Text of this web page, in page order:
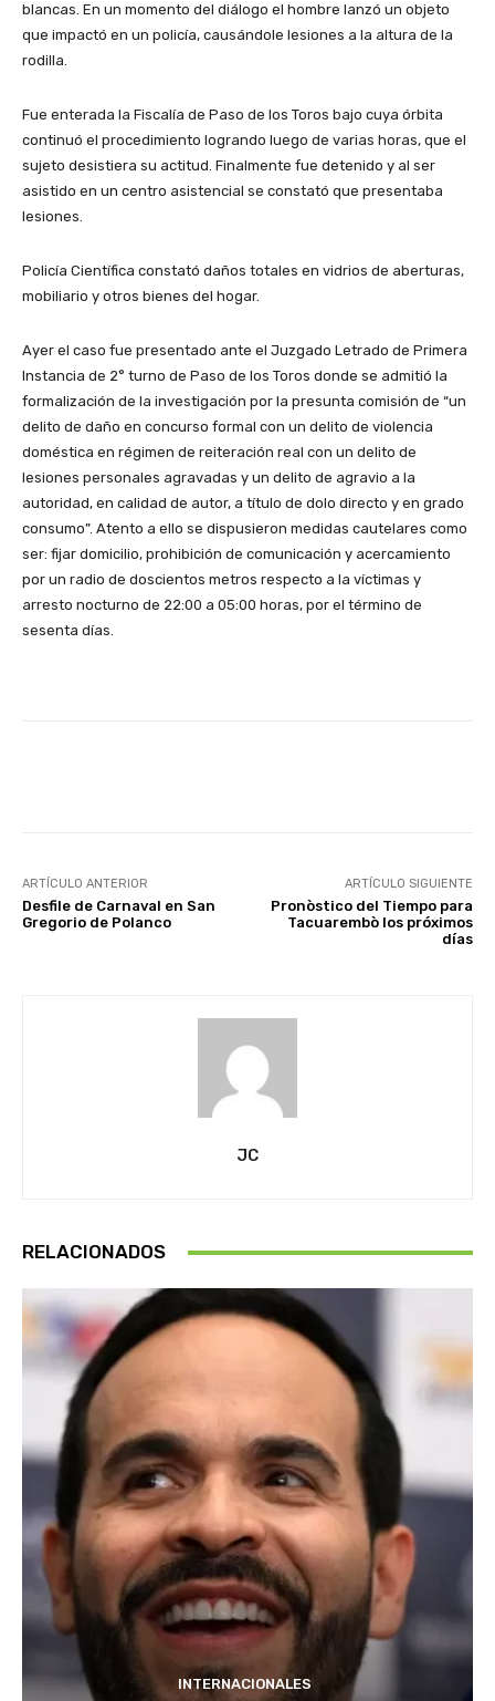
blancas. En un momento del diálogo el hombre lanzó un objeto
que impactó en un policía, causándole lesiones a la altura de la
rodilla.
Fue enterada la Fiscalía de Paso de los Toros bajo cuya órbita
continuó el procedimiento logrando luego de varias horas, que el
sujeto desistiera su actitud. Finalmente fue detenido y al ser
asistido en un centro asistencial se constató que presentaba
lesiones.
Policía Científica constató daños totales en vidrios de aberturas,
mobiliario y otros bienes del hogar.
Ayer el caso fue presentado ante el Juzgado Letrado de Primera
Instancia de 2° turno de Paso de los Toros donde se admitió la
formalización de la investigación por la presunta comisión de “un
delito de daño en concurso formal con un delito de violencia
doméstica en régimen de reiteración real con un delito de
lesiones personales agravadas y un delito de agravio a la
autoridad, en calidad de autor, a título de dolo directo y en grado
consumo”. Atento a ello se dispusieron medidas cautelares como
ser: fijar domicilio, prohibición de comunicación y acercamiento
por un radio de doscientos metros respecto a la víctimas y
arresto nocturno de 22:00 a 05:00 horas, por el término de
sesenta días.
ARTÍCULO ANTERIOR
Desfile de Carnaval en San
Gregorio de Polanco
ARTÍCULO SIGUIENTE
Pronòstico del Tiempo para
Tacuarembò los próximos
días
JC
RELACIONADOS
INTERNACIONALES